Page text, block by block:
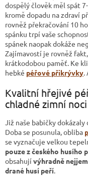
dospělý člověk měl spát
kromě dopadu na zdraví
rovněž překračování 10
spánku trpí vaše
spánek naopak dokáže
Zajímavostí je rovněž
krátkodobou paměť. Ke
hebké péřové přikrývky
Kvalitní hřejivé
chladné zimní noci
Již naše babičky
Doba se posunula, obliba
se vyznačuje velkou
pouze z českého husího
obsahují výhradně
drané husí peří.